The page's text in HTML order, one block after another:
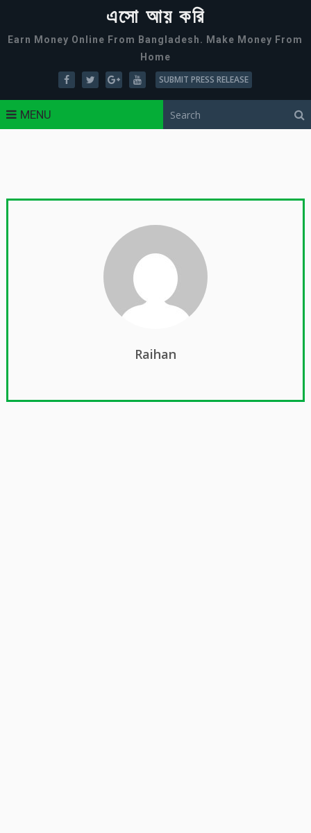
এসো আয় করি
Earn Money Online From Bangladesh. Make Money From
Home
SUBMIT PRESS RELEASE
MENU
Raihan